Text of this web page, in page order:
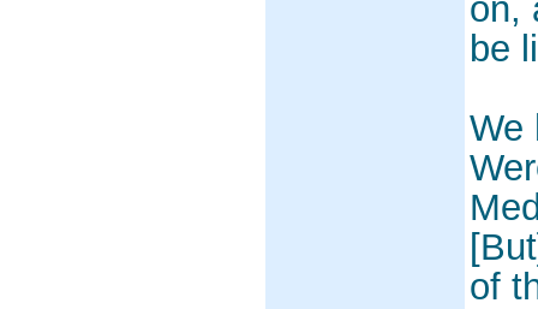
on,
be
We
of